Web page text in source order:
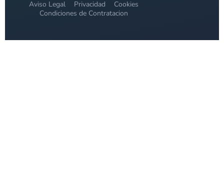
Aviso Legal Privacidad
Cookies
Condiciones de Contratacion